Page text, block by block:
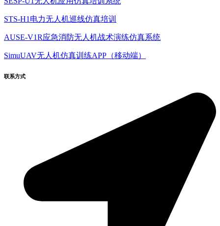
STS-H1电力无人机巡线仿真培训
AUSE-V1R应急消防无人机战术演练仿真系统
SimuUAV无人机仿真训练APP（移动端）
联系方式